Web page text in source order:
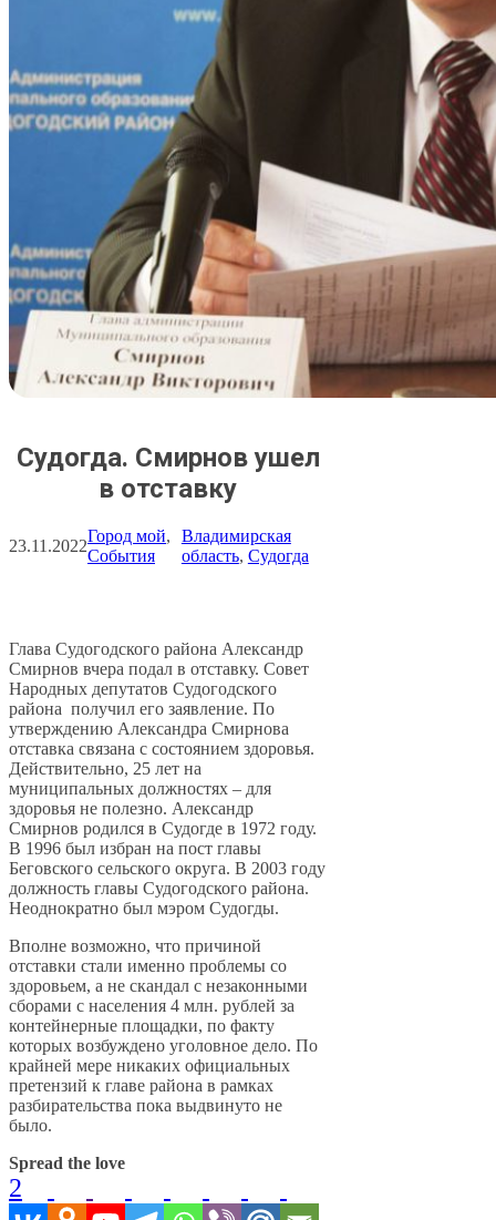
Судогда. Смирнов ушел
в отставку
23.11.2022
Город мой
События
Владимирская
область, Судогда
Глава Судогодского района Александр
Смирнов вчера подал в отставку. Совет
Народных депутатов Судогодского
района получил его заявление. По
утверждению Александра Смирнова
отставка связана с состоянием здоровья.
Действительно, 25 лет на
муниципальных должностях – для
здоровья не полезно. Александр
Смирнов родился в Судогде в 1972 году.
В 1996 был избран на пост главы
Беговского сельского округа. В 2003 году
должность главы Судогодского района.
Неоднократно был мэром Судогды.
Вполне возможно, что причиной
отставки стали именно проблемы со
здоровьем, а не скандал с незаконными
сборами с населения 4 млн. рублей за
контейнерные площадки, по факту
которых возбуждено уголовное дело. По
крайней мере никаких официальных
претензий к главе района в рамках
разбирательства пока выдвинуто не
было.
Spread the love
2